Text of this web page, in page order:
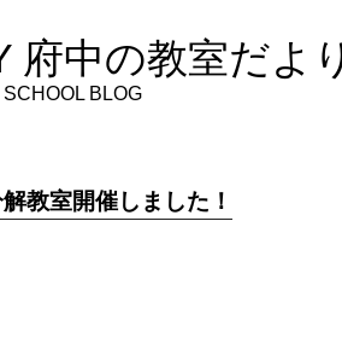
府中の教室だよ
SCHOOL BLOG
教室開催しました！